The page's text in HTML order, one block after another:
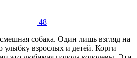
48
собака. Один лишь взгляд на
улыбку взрослых и детей. Корги